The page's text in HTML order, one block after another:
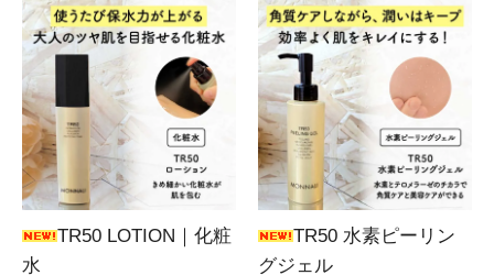
TR50 LOTION｜化粧
水
TR50 水素ピーリン
グジェル